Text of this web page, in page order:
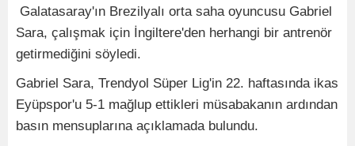
Galatasaray'ın Brezilyalı orta saha oyuncusu Gabriel
Sara, çalışmak için İngiltere'den herhangi bir antrenör
getirmediğini söyledi.
Gabriel Sara, Trendyol Süper Lig'in 22. haftasında ikas
Eyüpspor'u 5-1 mağlup ettikleri müsabakanın ardından
basın mensuplarına açıklamada bulundu.